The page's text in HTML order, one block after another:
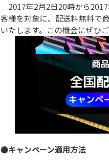
2017年2月2日20時から
客様を対象に、配送料無料で
いたします。この機会にぜひ
●キャンペーン適用方法